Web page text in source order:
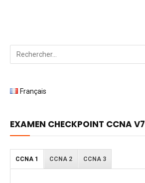
Français
EXAMEN CHECKPOINT CCNA V7
CCNA 1 CCNA 2 CCNA 3